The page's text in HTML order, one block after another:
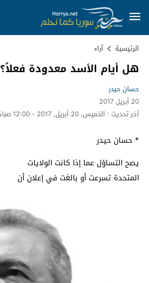
الرئيسية آراء
هل أيام الأسد معدودة فعلاً؟
حسان حيدر
20 أبريل 2017
آخر تحديث : الخميس, 20 أبريل, 2017 - 12:00 صباحًا
* حسان حيدر
يصح التساؤل عما إذا كانت الولايات
المتحدة تسرعت أو بالغت في إعلان أن